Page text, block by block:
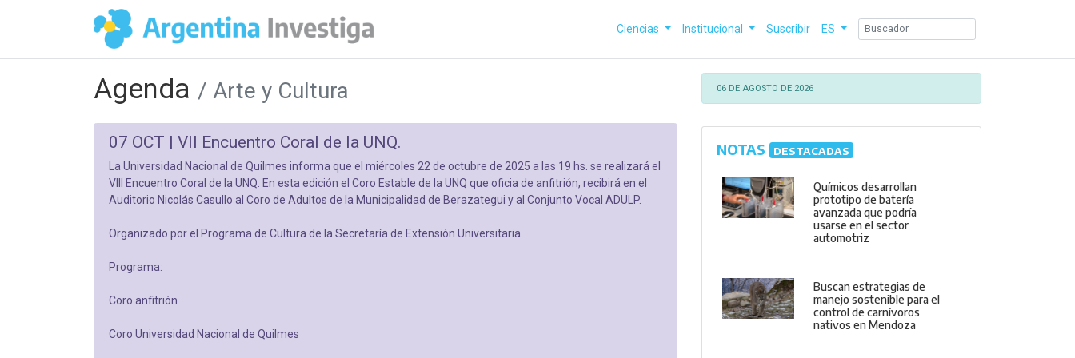
Ciencias Institucional Suscribir ES
Agenda / Arte y Cultura
07 OCT | VII Encuentro Coral de la UNQ.
La Universidad Nacional de Quilmes informa que el miércoles 22 de octubre de 2025 a las 19 hs. se realizará el
VIII Encuentro Coral de la UNQ. En esta edición el Coro Estable de la UNQ que oficia de anfitrión, recibirá en el
Auditorio Nicolás Casullo al Coro de Adultos de la Municipalidad de Berazategui y al Conjunto Vocal ADULP.
Organizado por el Programa de Cultura de la Secretaría de Extensión Universitaria
Programa:
Coro anfitrión
Coro Universidad Nacional de Quilmes
06 DE AGOSTO DE 2026
NOTAS DESTACADAS
Químicos desarrollan
prototipo de batería
avanzada que podría
usarse en el sector
automotriz
Buscan estrategias de
manejo sostenible para el
control de carnívoros
nativos en Mendoza